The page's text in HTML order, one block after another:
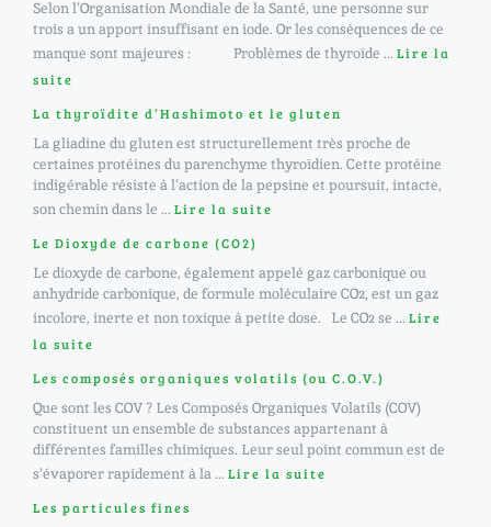
Selon l’Organisation Mondiale de la Santé, une personne sur
trois a un apport insuffisant en iode. Or les conséquences de ce
manque sont majeures : Problèmes de thyroïde ... Lire la
suite
La thyroïdite d’Hashimoto et le gluten
La gliadine du gluten est structurellement très proche de
certaines protéines du parenchyme thyroïdien. Cette protéine
indigérable résiste à l’action de la pepsine et poursuit, intacte,
son chemin dans le ... Lire la suite
Le Dioxyde de carbone (CO2)
Le dioxyde de carbone, également appelé gaz carbonique ou
anhydride carbonique, de formule moléculaire CO2, est un gaz
incolore, inerte et non toxique à petite dose. Le CO2 se ... Lire
la suite
Les composés organiques volatils (ou C.O.V.)
Que sont les COV ? Les Composés Organiques Volatils (COV)
constituent un ensemble de substances appartenant à
différentes familles chimiques. Leur seul point commun est de
s’évaporer rapidement à la ... Lire la suite
Les particules fines